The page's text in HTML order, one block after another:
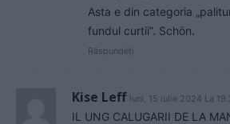
Asta e din categoria
fundul curtii”. Schön.
Răspundeți
Kise Leff luni, 15 iulie 2024 La
IL UNG CALUGARII DE LA